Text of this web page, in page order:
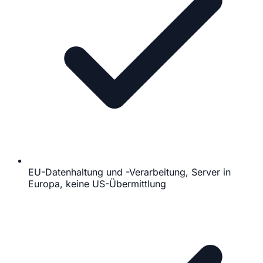
EU-Datenhaltung und -Verarbeitung, Server in
Europa, keine US-Übermittlung